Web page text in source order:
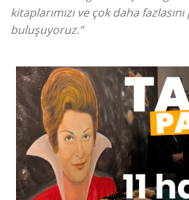
kitaplarımızı ve çok daha
buluşuyoruz.”